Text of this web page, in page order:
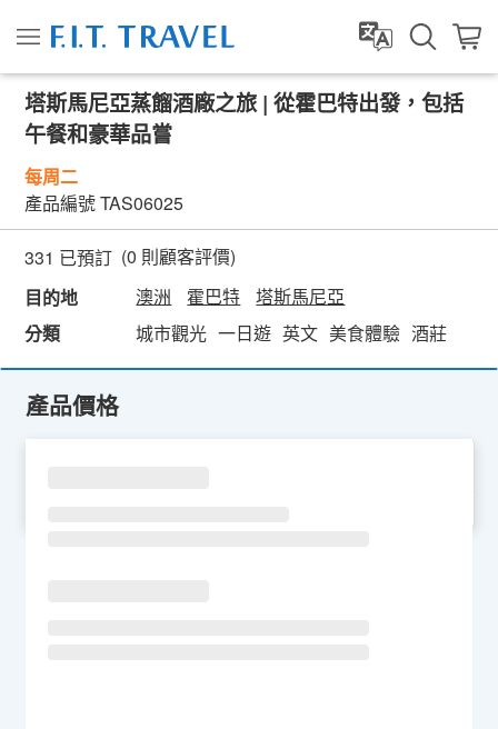
塔斯馬尼亞蒸餾酒廠之旅 | 從霍巴特出發，包括
午餐和豪華品嘗
每周二
產品編號TAS06025
331 已預訂 (0 則顧客評價)
目的地
澳洲 霍巴特
塔斯馬尼亞
分類
城市觀光 一日遊 英文 美食體驗 酒莊
產品價格